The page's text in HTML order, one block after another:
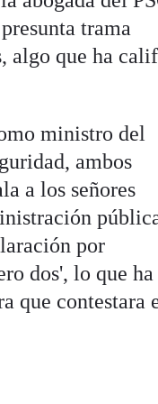
trama
algo que ha
ministro del
ambos
a los señores
por
dos', lo que ha
que contestara